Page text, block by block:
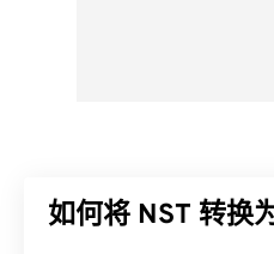
如何将 NST 转换